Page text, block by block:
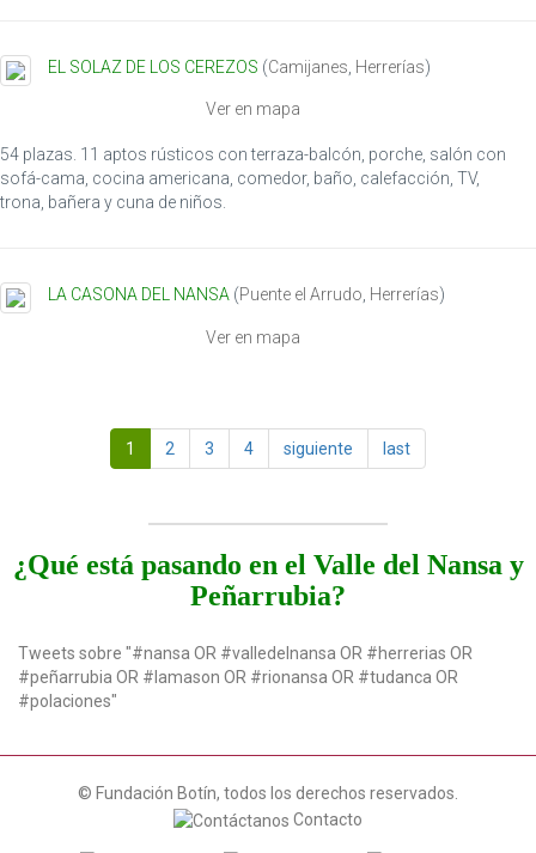
EL SOLAZ DE LOS CEREZOS (Camijanes Herrerías)
Ver en mapa
54 plazas. 11 aptos rústicos con terraza-balcón, porche, salón con
sofá-cama, cocina americana, comedor, baño, calefacción, TV,
trona, bañera y cuna de niños.
LA CASONA DEL NANSA (Puente el Arrudo Herrerías)
Ver en mapa
1 2 3 4 siguiente last
¿Qué está pasando en el Valle del Nansa y
Peñarrubia?
Tweets sobre "#nansa OR #valledelnansa OR #herrerias OR
#peñarrubia OR #lamason OR #rionansa OR #tudanca OR
#polaciones"
© Fundación Botín, todos los derechos reservados.
Contacto